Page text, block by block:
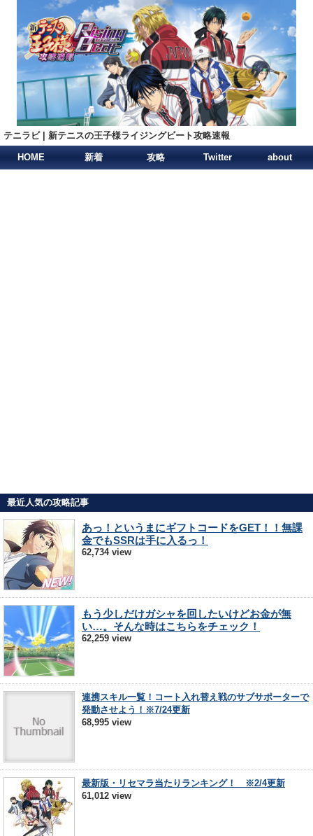
テニラビ | 新テニスの王子様ライジングビート攻略速報
HOME 新着 攻略 Twitter about
最近人気の攻略記事
あっ！というまにギフトコードをGET！！無課
金でもSSRは手に入るっ！
62,734 view
もう少しだけガシャを回したいけどお金が無
い…。そんな時はこちらをチェック！
62,259 view
連携スキル一覧！コート入れ替え戦のサブサポーターで
発動させよう！※7/24更新
68,995 view
最新版・リセマラ当たりランキング！ ※2/4更新
61,012 view